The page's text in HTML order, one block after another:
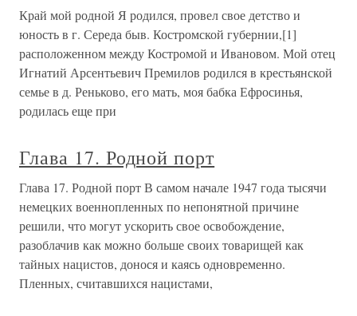
Край мой родной Я родился, провел свое детство и
юность в г. Середа быв. Костромской губернии,[1]
расположенном между Костромой и Ивановом. Мой отец
Игнатий Арсентьевич Премилов родился в крестьянской
семье в д. Реньково, его мать, моя бабка Ефросинья,
родилась еще при
Глава 17. Родной порт
Глава 17. Родной порт В самом начале 1947 года тысячи
немецких военнопленных по непонятной причине
решили, что могут ускорить свое освобождение,
разоблачив как можно больше своих товарищей как
тайных нацистов, донося и каясь одновременно.
Пленных, считавшихся нацистами,